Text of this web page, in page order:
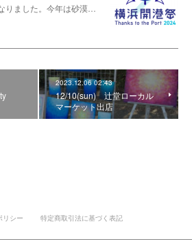
りました。今年は砂漠…
2023.12.06 02:43
12/10(sun) 辻堂ローカル
マーケット出店
リシー 特定商取引法に基づく表記